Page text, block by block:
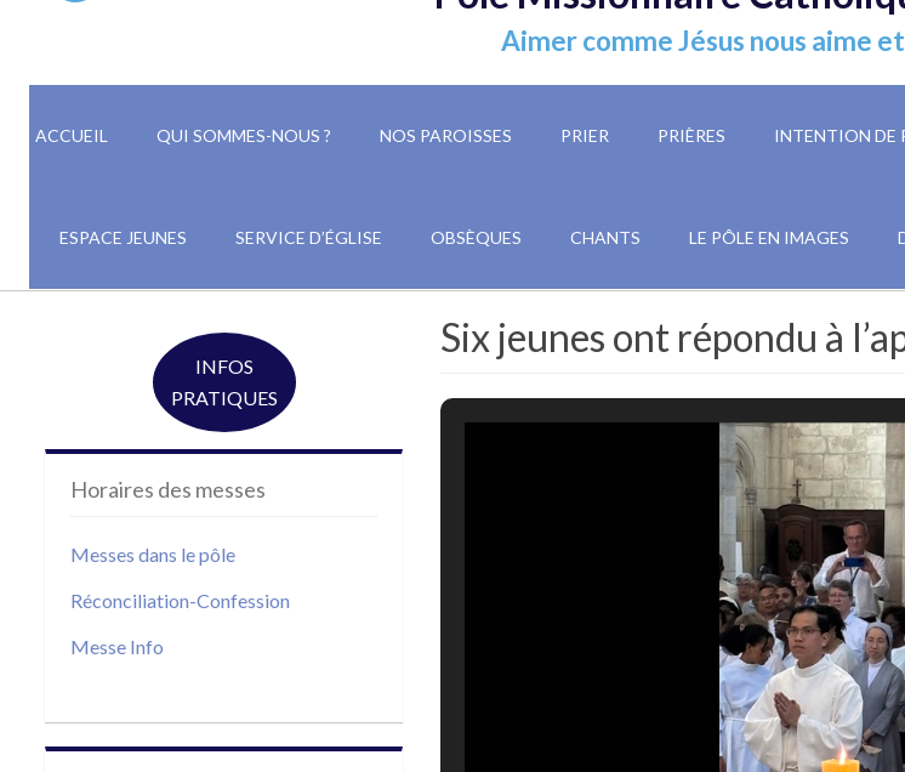
Aimer comme Jésus nous aime
ACCUEIL QUI SOMMES-NOUS ? NOS PAROISSES PRIER PRIÈRES INTENTION DE
ESPACE JEUNES SERVICE D’ÉGLISE OBSÈQUES CHANTS LE PÔLE EN IMAGES
INFOS
PRATIQUES
Horaires des messes
Messes dans le pôle
Réconciliation-Confession
Messe Info
Six jeunes ont répondu à